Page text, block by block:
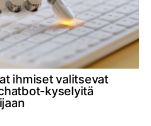
ihmiset valitsevat
kyselyitä